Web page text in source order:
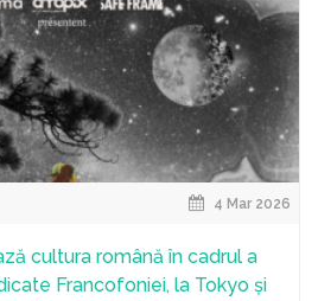
4 Mar 2026
cultura română în cadrul a
Francofoniei, la Tokyo și